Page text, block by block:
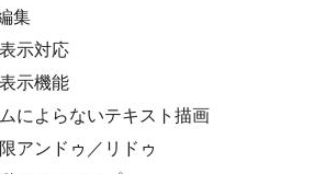
集
示対応
示機能
によらないテキスト描画
アンドゥ／リドゥ